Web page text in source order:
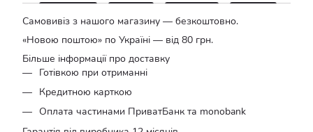
Самовивіз з нашого магазину — безкоштовно.
«Новою поштою» по Україні — від 80 грн.
Більше інформації про доставку
Готівкою при отриманні
Кредитною карткою
Оплата частинами ПриватБанк та monobank